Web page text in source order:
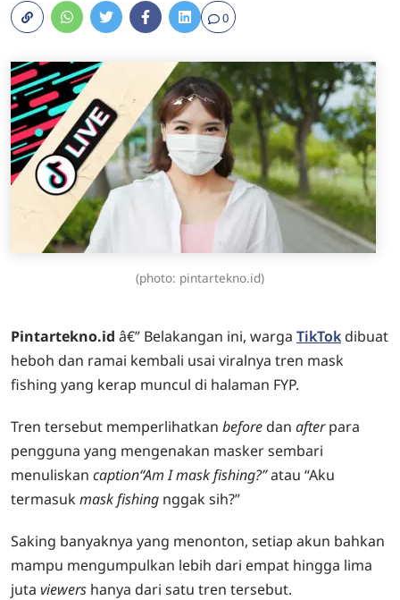
0
(photo: pintartekno.id)
Pintartekno.id â€” Belakangan ini, warga TikTok dibuat
heboh dan ramai kembali usai viralnya tren mask
fishing yang kerap muncul di halaman FYP.
Tren tersebut memperlihatkan before dan afterpara
pengguna yang mengenakan masker sembari
menuliskan caption“Am I mask fishing?”atau “Aku
termasuk mask fishing nggak sih?”
Saking banyaknya yang menonton, setiap akun bahkan
mampu mengumpulkan lebih dari empat hingga lima
juta viewers hanya dari satu tren tersebut.